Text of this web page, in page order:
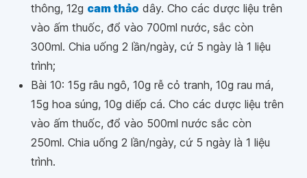
thông, 12g cam thảo dây. Cho các dược liệu trên
vào ấm thuốc, đổ vào 700ml nước, sắc còn
300ml. Chia uống 2 lần/ngày, cứ 5 ngày là 1 liệu
trình;
Bài 10: 15g râu ngô, 10g rễ cỏ tranh, 10g rau má,
15g hoa súng, 10g diếp cá. Cho các dược liệu trên
vào ấm thuốc, đổ vào 500ml nước sắc còn
250ml. Chia uống 2 lần/ngày, cứ 5 ngày là 1 liệu
trình.